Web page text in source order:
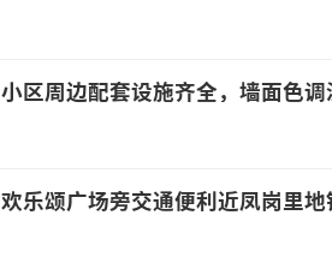
小区周边配套设施齐全，墙面色调温馨，干
欢乐颂广场旁交通便利近凤岗里